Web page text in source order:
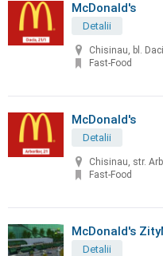
McDonald's
Detalii
Chisinau, bl.
Fast-Food
McDonald's
Detalii
Chisinau, str.
Fast-Food
McDonald's
Detalii